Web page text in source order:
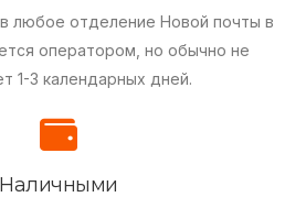
любое отделение Новой почты в
оператором, но обычно не
1-3 календарных дней.
Наличными